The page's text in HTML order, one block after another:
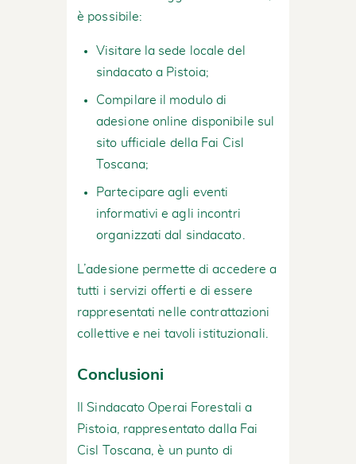
è possibile:
Visitare la sede locale del
sindacato a Pistoia;
Compilare il modulo di
adesione online disponibile sul
sito ufficiale della Fai Cisl
Toscana;
Partecipare agli eventi
informativi e agli incontri
organizzati dal sindacato.
L’adesione permette di accedere a
tutti i servizi offerti e di essere
rappresentati nelle contrattazioni
collettive e nei tavoli istituzionali.
Conclusioni
Il Sindacato Operai Forestali a
Pistoia, rappresentato dalla Fai
Cisl Toscana, è un punto di